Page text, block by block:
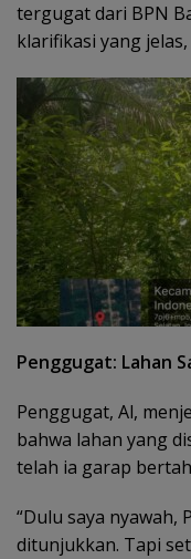
tergugat dari BPN
klarifikasi yang
Penggugat: Lahan
Penggugat, Al,
bahwa lahan yang
telah ia garap
“Dulu saya nyawah,
ditunjukkan. Tapi